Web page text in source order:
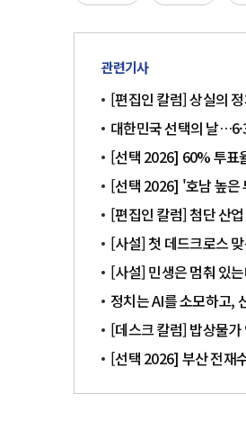
관련기사
[편집인 칼럼] 상실의
대한민국 선택의 날
[선택 2026] 60% 투표
[선택 2026] '호남 높은
[편집인 칼럼] 첨단 산
[사설] 첫 데드크로스
[사설] 민생은 멈춰 있
정치는 AI를 소모하고,
[데스크 칼럼] 밥상물가
[선택 2026] 부산 전재